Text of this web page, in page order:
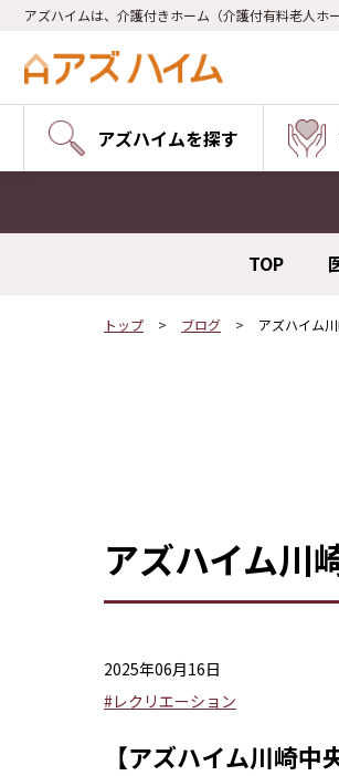
アズハイムは、介護付きホーム（介護付有料老人
アズハイムを探す
TOP
トップ ブログ アズハイム
アズハイム川
2025年06月16日
#レクリエーション
【アズハイム川崎